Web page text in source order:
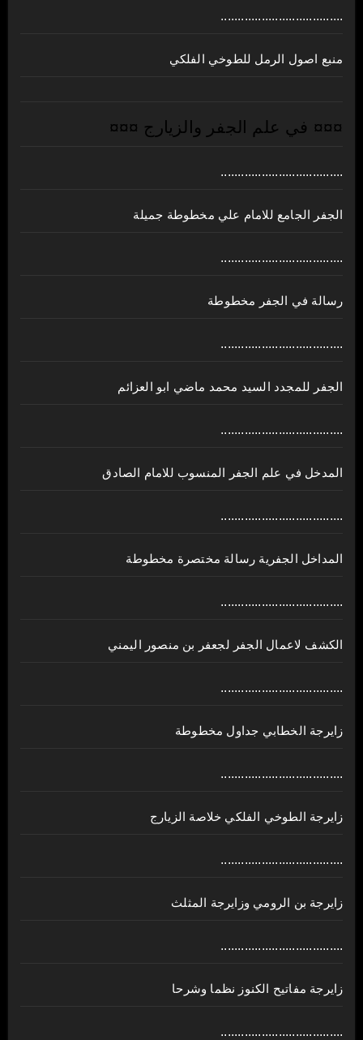
....................................
منبع اصول الرمل للطوخي الفلكي
¤¤¤ في علم الجفر والزيارج ¤¤¤
....................................
الجفر الجامع للامام علي مخطوطة جميلة
....................................
رسالة في الجفر مخطوطة
....................................
الجفر للمجدد السيد محمد ماضي ابو العزائم
....................................
المدخل في علم الجفر المنسوب للامام الصادق
....................................
المداخل الجفرية رسالة مختصرة مخطوطة
....................................
الكشف لاعمال الجفر لجعفر بن منصور اليمني
....................................
زايرجة الخطابي جداول مخطوطة
....................................
زايرجة الطوخي الفلكي خلاصة الزيارج
....................................
زايرجة بن الرومي وزايرجة المثلث
....................................
زايرجة مفاتيح الكنوز نظما وشرحا
....................................